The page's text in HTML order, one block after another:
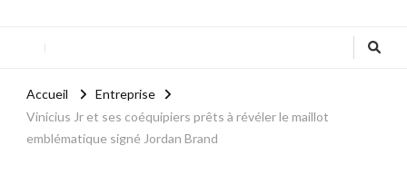
Accueil
Entreprise
Vinicius Jr et ses coéquipiers prêts à révéler le maillot
emblématique signé Jordan Brand